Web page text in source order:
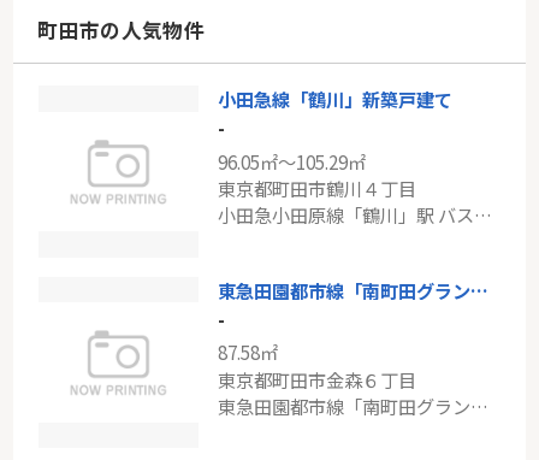
76.99㎡
神奈川県川崎市宮前区小台１丁目
町田市の人気物件
小田急線「鶴川」新築戸建て
-
96.05㎡～105.29㎡
東京都町田市鶴川４丁目
小田急小田原線「鶴川」駅 バス13分 「国士舘大学前」 停歩4分
東急田園都市線「南町田グランベリーパーク」中古戸建
-
87.58㎡
東京都町田市金森６丁目
東急田園都市線「南町田グランベリーＰ」駅 バス9分 「定方寺公園」 停歩10分